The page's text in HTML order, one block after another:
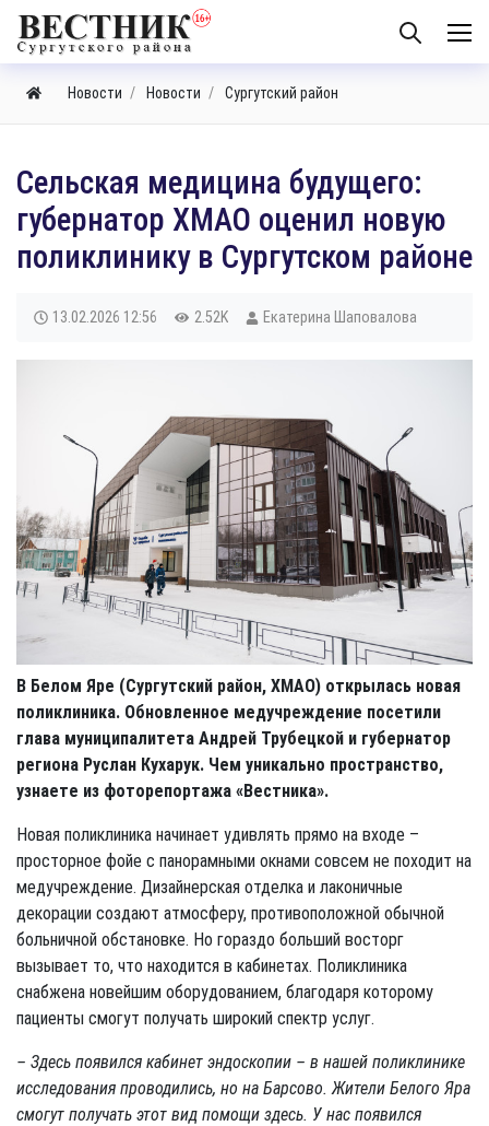
Новости Новости Сургутский район
Сельская медицина будущего:
губернатор ХМАО оценил новую
поликлинику в Сургутском районе
13.02.2026 12:56 2.52K Екатерина Шаповалова
В Белом Яре (Сургутский район, ХМАО) открылась новая
поликлиника. Обновленное медучреждение посетили
глава муниципалитета Андрей Трубецкой и губернатор
региона Руслан Кухарук. Чем уникально пространство,
узнаете из фоторепортажа «Вестника».
Новая поликлиника начинает удивлять прямо на входе –
просторное фойе с панорамными окнами совсем не походит на
медучреждение. Дизайнерская отделка и лаконичные
декорации создают атмосферу, противоположной обычной
больничной обстановке. Но гораздо больший восторг
вызывает то, что находится в кабинетах. Поликлиника
снабжена новейшим оборудованием, благодаря которому
пациенты смогут получать широкий спектр услуг.
– Здесь появился кабинет эндоскопии – в нашей поликлинике
исследования проводились, но на Барсово. Жители Белого Яра
смогут получать этот вид помощи здесь. У нас появился